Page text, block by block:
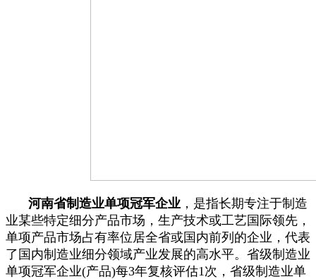
河南省制造业单项冠军企业 ，是指长期专注于制造
业某些特定细分产品市场，生产技术或工艺国际领先，
单项产品市场占有率位居全省或国内前列的企业，代表
了国内制造业细分领域产业发展的高水平。省级制造业
单项冠军企业(产品)每3年复核评估1次，省级制造业单